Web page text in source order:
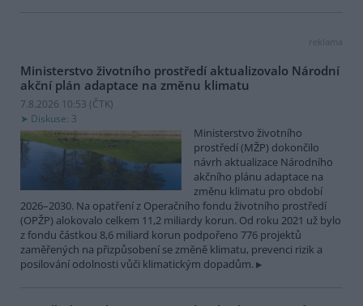
reklama
Ministerstvo životního prostředí aktualizovalo Národní
akční plán adaptace na změnu klimatu
7.8.2026 10:53 (ČTK)
Diskuse: 3
Ministerstvo životního
prostředí (MŽP) dokončilo
návrh aktualizace Národního
akčního plánu adaptace na
změnu klimatu pro období
2026–2030. Na opatření z Operačního fondu životního prostředí
(OPŽP) alokovalo celkem 11,2 miliardy korun. Od roku 2021 už bylo
z fondu částkou 8,6 miliard korun podpořeno 776 projektů
zaměřených na přizpůsobení se změně klimatu, prevenci rizik a
posilování odolnosti vůči klimatickým dopadům.